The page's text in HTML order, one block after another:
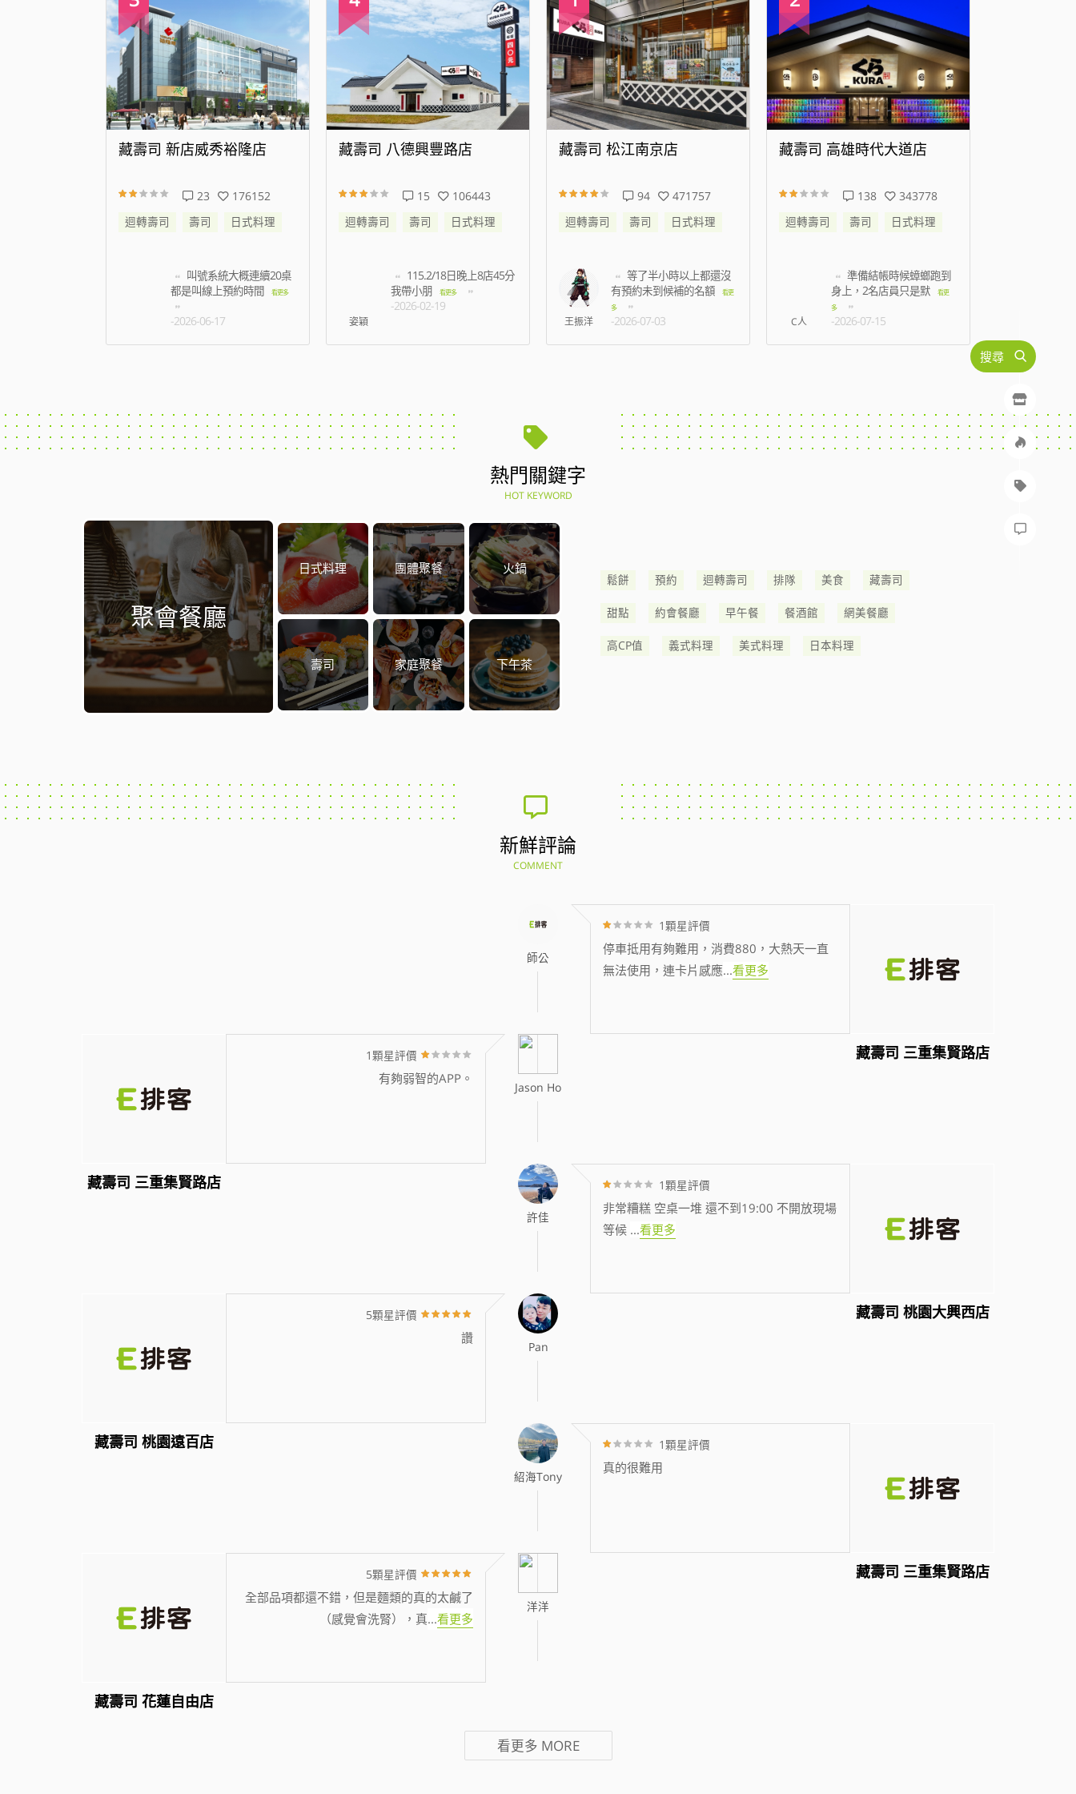
搜尋
藏壽司 新店威秀裕隆店
23
176152
迴轉壽司
壽司 日式料理
叫號系統大概連續20桌
都是叫線上預約時間
看更多
-2026-06-17
藏壽司 八德興豐路店
15
106443
迴轉壽司
壽司 日式料理
姿穎
115.2/18日晚上8店45分
我帶小朋
看更多
-2026-02-19
藏壽司 松江南京店
94
471757
迴轉壽司
壽司 日式料理
王振洋
等了半小時以上都還沒
有預約未到候補的名額
看更
多
-2026-07-03
藏壽司 高雄時代大道店
138
343778
迴轉壽司
壽司 日式料理
C人
準備結帳時候蟑螂跑到
身上，2名店員只是默
看更
多
-2026-07-15
熱門關鍵字
HOT KEYWORD
聚會餐廳
日式料理 團體聚餐 火鍋
壽司 家庭聚餐 下午茶
鬆餅 預約 迴轉壽司 排隊 美食 藏壽司
甜點 約會餐廳 早午餐 餐酒館 網美餐廳
高CP值 義式料理 美式料理 日本料理
新鮮評論
COMMENT
師公
1顆星評價
停車抵用有夠難用，消費880，大熱天一直
無法使用，連卡片感應...看更多
藏壽司 三重集賢路店
Jason Ho
1顆星評價
有夠弱智的APP。
藏壽司 三重集賢路店
許佳
1顆星評價
非常糟糕 空桌一堆 還不到19:00 不開放現場
等候 ...看更多
藏壽司 桃園大興西店
Pan
5顆星評價
讚
藏壽司 桃園遠百店
紹海Tony
1顆星評價
真的很難用
藏壽司 三重集賢路店
洋洋
5顆星評價
全部品項都還不錯，但是麵類的真的太鹹了
（感覺會洗腎），真...看更多
藏壽司 花蓮自由店
看更多 MORE